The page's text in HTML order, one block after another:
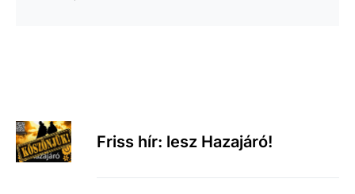
Friss hír: lesz Hazajáró!